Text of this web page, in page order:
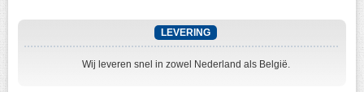
LEVERING
Wij leveren snel in zowel Nederland als België.